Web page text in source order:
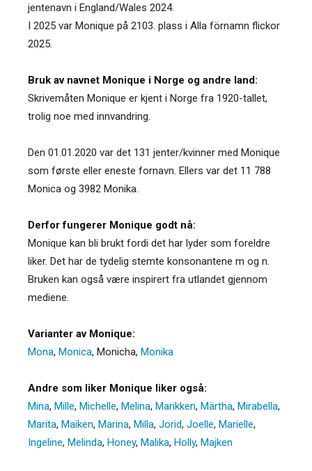
jentenavn i England/Wales 2024.
I 2025 var Monique på 2103. plass i Alla förnamn flickor
2025.
Bruk av navnet Monique i Norge og andre land:
Skrivemåten Monique er kjent i Norge fra 1920-tallet,
trolig noe med innvandring.
Den 01.01.2020 var det 131 jenter/kvinner med Monique
som første eller eneste fornavn. Ellers var det 11 788
Monica og 3982 Monika.
Derfor fungerer Monique godt nå:
Monique kan bli brukt fordi det har lyder som foreldre
liker. Det har de tydelig stemte konsonantene m og n.
Bruken kan også være inspirert fra utlandet gjennom
mediene.
Varianter av Monique:
Mona, Monica, Monicha, Monika
Andre som liker Monique liker også:
Mina, Mille, Michelle, Melina, Marikken, Märtha, Mirabella,
Marita, Maiken, Marina, Milla, Jorid, Joelle, Marielle,
Ingeline, Melinda, Honey, Malika, Holly, Majken